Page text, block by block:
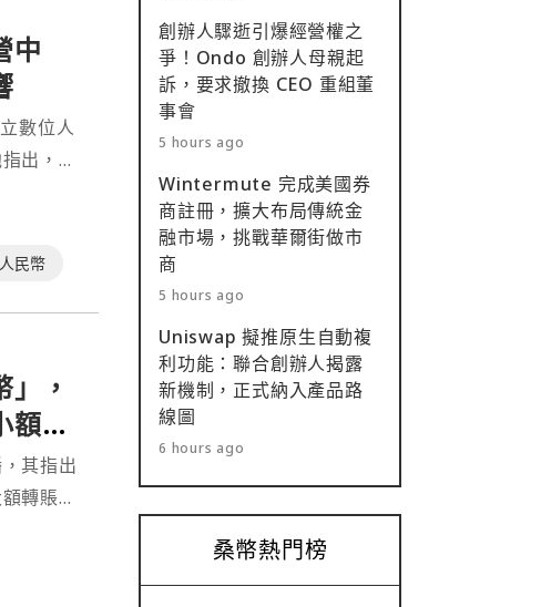
中
數位人
出，穩
建設。
民幣
，
額支
其指出
轉賬無
創辦人驟逝引爆經營權之
爭！Ondo 創辦人母親起
訴，要求撤換 CEO 重組董
事會
5 hours ago
Wintermute 完成美國券
商註冊，擴大布局傳統金
融市場，挑戰華爾街做市
商
5 hours ago
Uniswap 擬推原生自動複
利功能：聯合創辦人揭露
新機制，正式納入產品路
線圖
6 hours ago
桑幣熱門榜